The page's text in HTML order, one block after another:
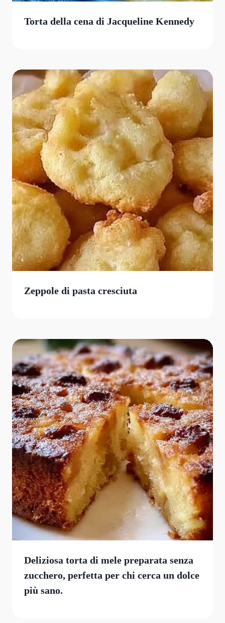
Torta della cena di Jacqueline Kennedy
Zeppole di pasta cresciuta
Deliziosa torta di mele preparata senza
zucchero, perfetta per chi cerca un dolce
più sano.